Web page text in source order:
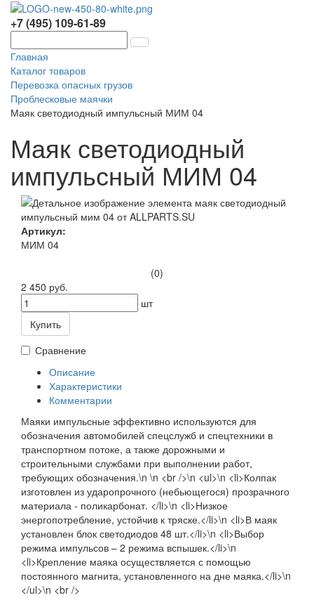
+7 (495) 109-61-89
Главная
Каталог товаров
Перевозка опасных грузов
Проблесковые маячки
Маяк светодиодный импульсный МИМ 04
Маяк светодиодный
импульсный МИМ 04
Артикул:
МИМ 04
(0)
2 450 руб.
шт
Купить
Сравнение
Описание
Характеристики
Комментарии
Маяки импульсные эффективно используются для
обозначения автомобилей спецслужб и спецтехники в
транспортном потоке, а также дорожными и
строительными службами при выполнении работ,
требующих обозначения.\n \n <br />\n <ul>\n <li>Колпак
изготовлен из ударопрочного (небьющегося) прозрачного
материала - поликарбонат. </li>\n <li>Низкое
энергопотребление, устойчив к тряске.</li>\n <li>В маяк
установлен блок светодиодов 48 шт.</li>\n <li>Выбор
режима импульсов – 2 режима вспышек.</li>\n
<li>Крепление маяка осуществляется с помощью
постоянного магнита, установленного на дне маяка.</li>\n
</ul>\n <br />